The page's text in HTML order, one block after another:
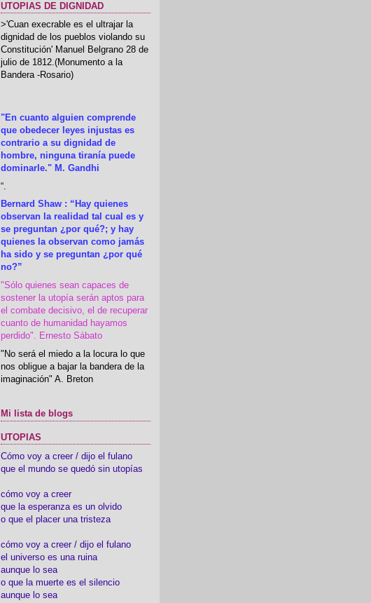
UTOPIAS DE DIGNIDAD
>'Cuan execrable es el ultrajar la
dignidad de los pueblos violando su
Constitución' Manuel Belgrano 28 de
julio de 1812.(Monumento a la
Bandera -Rosario)
"En cuanto alguien comprende
que obedecer leyes injustas es
contrario a su dignidad de
hombre, ninguna tiranía puede
dominarle." M. Gandhi
“.
Bernard Shaw : “Hay quienes
observan la realidad tal cual es y
se preguntan ¿por qué?; y hay
quienes la observan como jamás
ha sido y se preguntan ¿por qué
no?”
"Sólo quienes sean capaces de
sostener la utopía serán aptos para
el combate decisivo, el de recuperar
cuanto de humanidad hayamos
perdido". Ernesto Sábato
"No será el miedo a la locura lo que
nos obligue a bajar la bandera de la
imaginación" A. Breton
Mi lista de blogs
UTOPIAS
Cómo voy a creer / dijo el fulano
que el mundo se quedó sin utopías
cómo voy a creer
que la esperanza es un olvido
o que el placer una tristeza
cómo voy a creer / dijo el fulano
el universo es una ruina
aunque lo sea
o que la muerte es el silencio
aunque lo sea